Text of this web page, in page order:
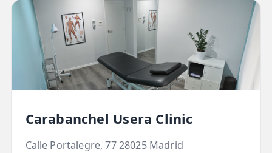
Dolor de Cabeza
Trocanteritis
Hernia Discal
Fascitis Plantar
Lumbalgia
Ciática
Carabanchel Usera Clinic
Calle Portalegre, 77 28025 Madrid